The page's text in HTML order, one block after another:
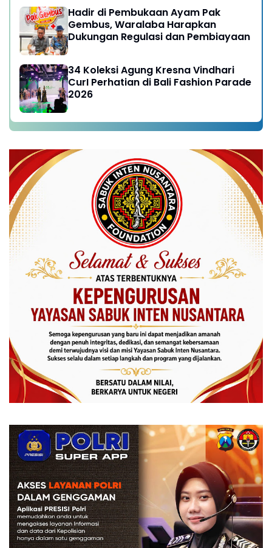
Hadir di Pembukaan Ayam Pak
Gembus, Waralaba Harapkan
Dukungan Regulasi dan Pembiayaan
34 Koleksi Agung Kresna Vindhari
CurI Perhatian di Bali Fashion Parade
2026